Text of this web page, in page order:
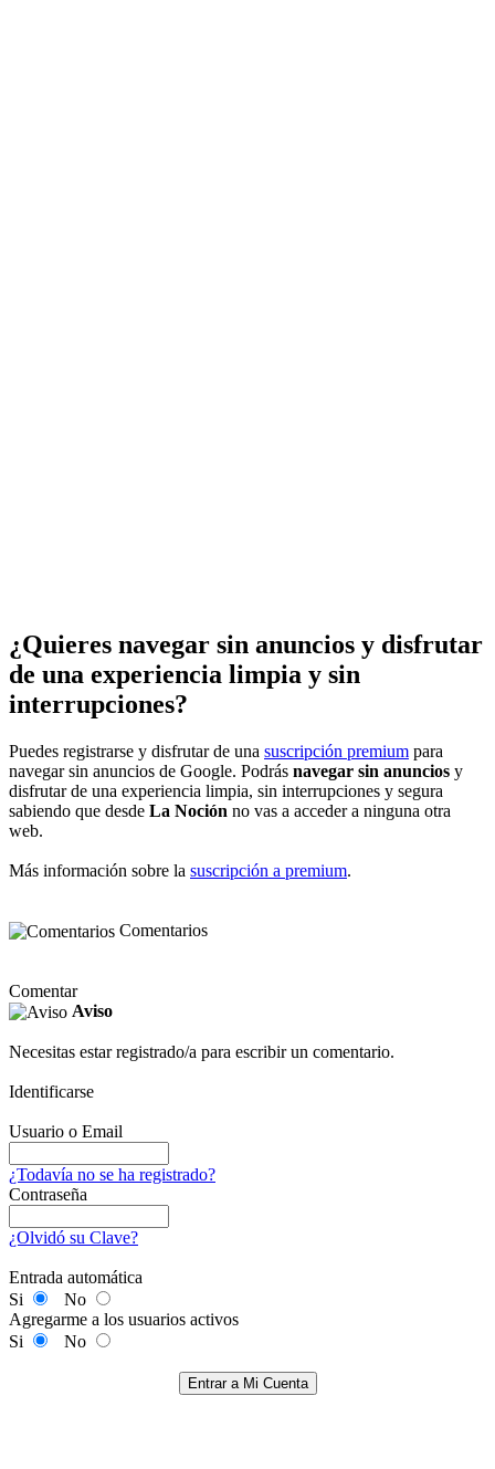
¿Quieres navegar sin anuncios y disfrutar
de una experiencia limpia y sin
interrupciones?
Puedes registrarse y disfrutar de una suscripción premium para
navegar sin anuncios de Google. Podrás navegar sin anuncios y
disfrutar de una experiencia limpia, sin interrupciones y segura
sabiendo que desde La Noción no vas a acceder a ninguna otra
web.
Más información sobre la suscripción a premium.
Comentarios
Comentar
Aviso
Necesitas estar registrado/a para escribir un comentario.
Identificarse
Usuario o Email
¿Todavía no se ha registrado?
Contraseña
¿Olvidó su Clave?
Entrada automática
Si
No
Agregarme a los usuarios activos
Si
No
Entrar a Mi Cuenta